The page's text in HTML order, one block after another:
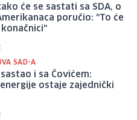
će se sastati sa SDA, o
poručio: "To će
SAD-A
i sa Čovićem:
ostaje zajednički